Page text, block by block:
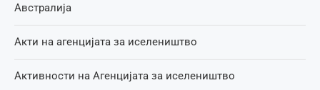
Австралија
Акти на агенцијата за иселеништво
Активности на Агенцијата за иселеништво